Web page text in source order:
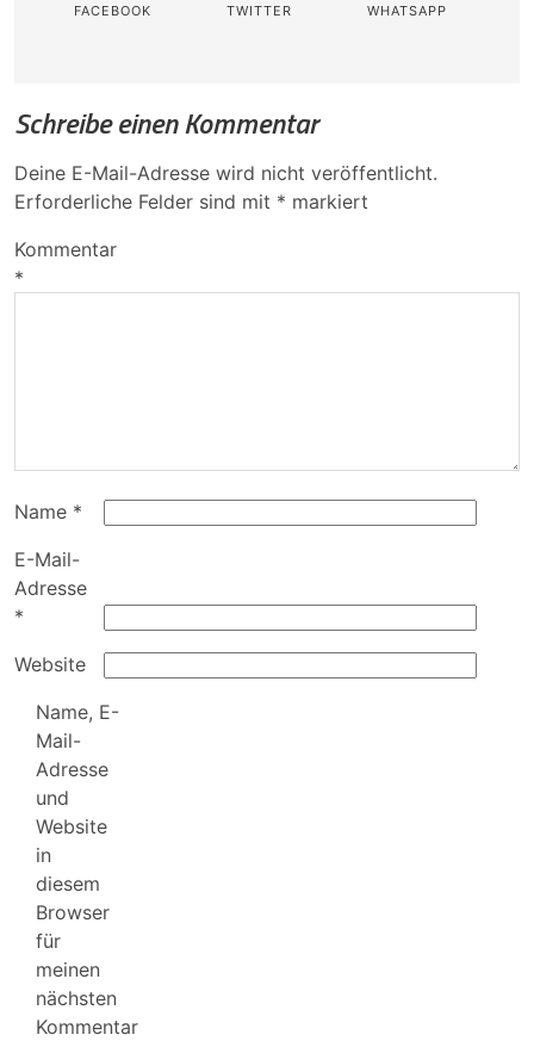
FACEBOOK TWITTER WHATSAPP
Schreibe einen Kommentar
Deine E-Mail-Adresse wird nicht veröffentlicht.
Erforderliche Felder sind mit * markiert
Kommentar
*
Name *
E-Mail-
Adresse
*
Website
Name, E-
Mail-
Adresse
und
Website
in
diesem
Browser
für
meinen
nächsten
Kommentar